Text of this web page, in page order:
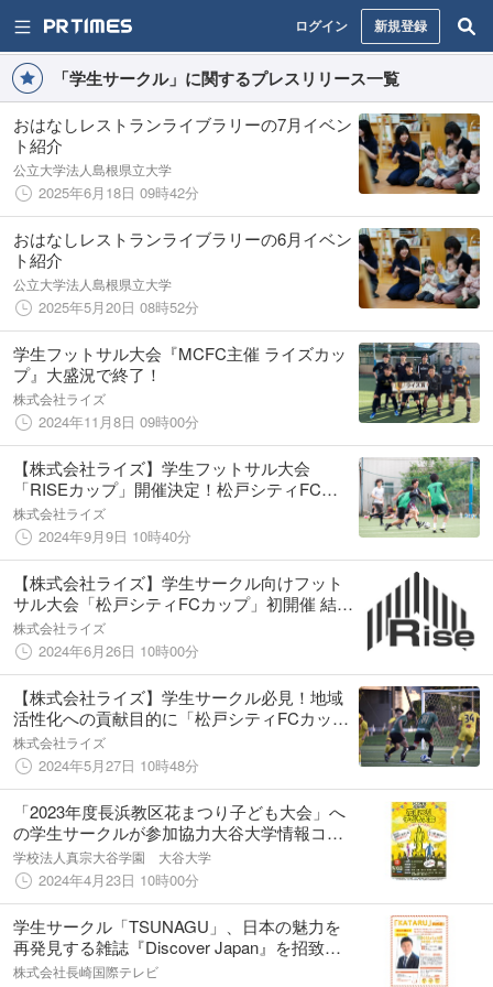
ログイン 新規登録
「学生サークル」に関するプレスリリース一覧
おはなしレストランライブラリーの7月イベン
ト紹介
公立大学法人島根県立大学
2025年6月18日 09時42分
おはなしレストランライブラリーの6月イベン
ト紹介
公立大学法人島根県立大学
2025年5月20日 08時52分
学生フットサル大会『MCFC主催 ライズカッ
プ』大盛況で終了！
株式会社ライズ
2024年11月8日 09時00分
【株式会社ライズ】学生フットサル大会
「RISEカップ」開催決定！松戸シティFCと
連携し、地域活性化への貢献目指す
株式会社ライズ
2024年9月9日 10時40分
【株式会社ライズ】学生サークル向けフット
サル大会「松戸シティFCカップ」初開催 結果
報告
株式会社ライズ
2024年6月26日 10時00分
【株式会社ライズ】学生サークル必見！地域
活性化への貢献目的に「松戸シティFCカッ
プ」を開催
株式会社ライズ
2024年5月27日 10時48分
「2023年度長浜教区花まつり子ども大会」へ
の学生サークルが参加協力大谷大学情報コー
ナーも開設（2024年5月3日（祝・金）開催）
学校法人真宗大谷学園 大谷大学
2024年4月23日 10時00分
学生サークル「TSUNAGU」、日本の魅力を
再発見する雑誌『Discover Japan』を招致し
地域の魅力を発信するための考え方を学ぶ座
株式会社長崎国際テレビ